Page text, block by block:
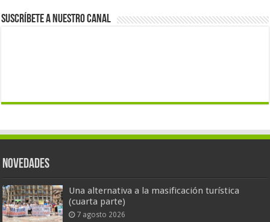
Suscríbete a nuestro canal
Novedades
Una alternativa a la masificación turística
(cuarta parte)
7 agosto 2026